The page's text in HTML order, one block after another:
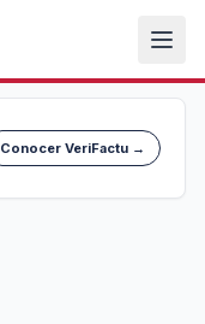
Conocer VeriFactu →